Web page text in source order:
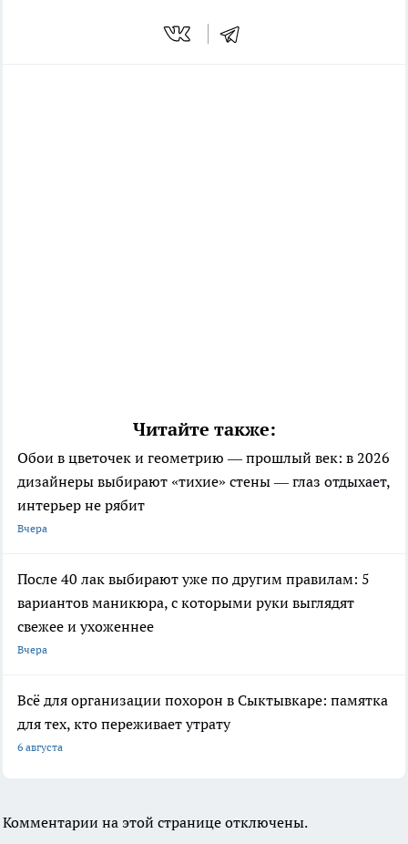
Читайте также:
Обои в цветочек и геометрию — прошлый век: в 2026
дизайнеры выбирают «тихие» стены — глаз отдыхает,
интерьер не рябит
Вчера
После 40 лак выбирают уже по другим правилам: 5
вариантов маникюра, с которыми руки выглядят
свежее и ухоженнее
Вчера
Всё для организации похорон в Сыктывкаре: памятка
для тех, кто переживает утрату
6 августа
Комментарии на этой странице отключены.